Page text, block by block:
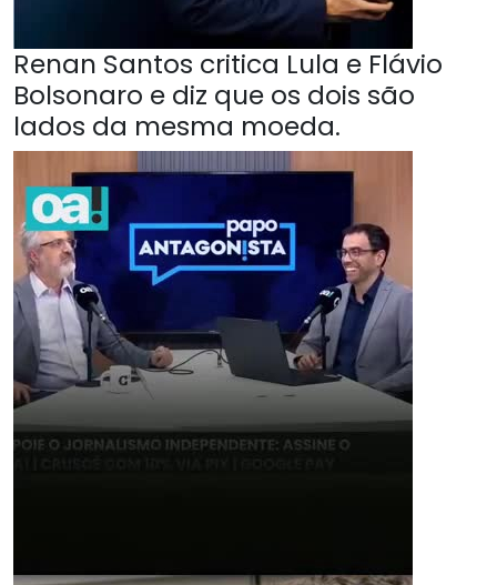
Renan Santos critica Lula e Flávio
Bolsonaro e diz que os dois são
lados da mesma moeda.